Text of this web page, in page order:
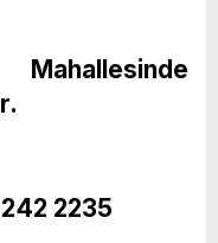
2235